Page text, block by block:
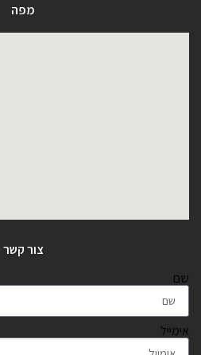
מפה
צור קשר
שם
אימייל